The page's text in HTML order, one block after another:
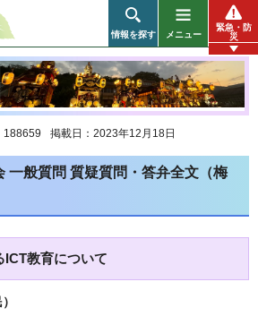
情報を探す メニュー
緊急・防
災
188659 掲載日：2023年12月18日
一般質問 質疑質問・答弁全文（梅
ICT教育について